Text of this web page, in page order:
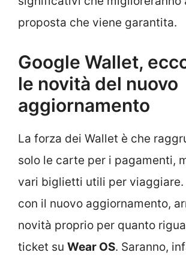
proposta che viene garantita.
Google Wallet,
le novità del nuovo
aggiornamento
La forza dei Wallet è che
solo le carte per i pagamenti,
vari biglietti utili per viaggiare.
con il nuovo aggiornamento,
novità proprio per quanto
ticket su Wear OS. Saranno,